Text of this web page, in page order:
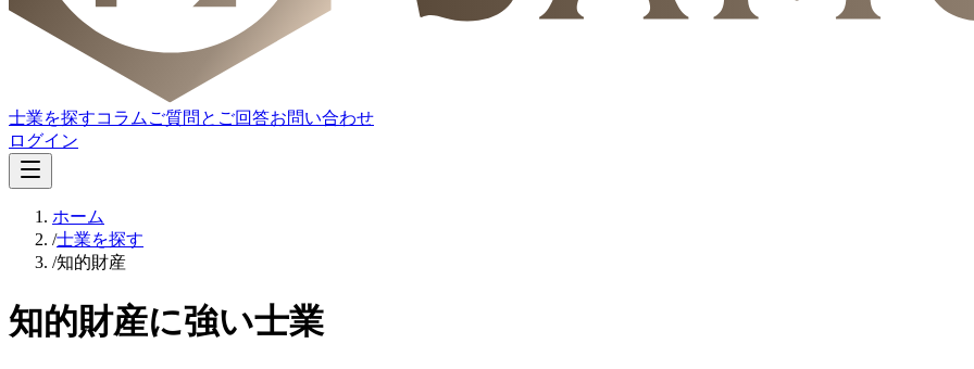
士業を探すコラムご質問とご回答お問い合わせ
ログイン
ホーム
/士業を探す
/知的財産
知的財産に強い士業